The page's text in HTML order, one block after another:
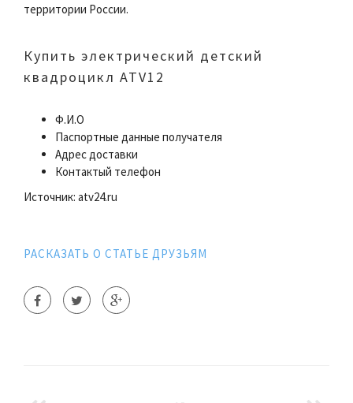
территории России.
Купить электрический детский
квадроцикл ATV12
Ф.И.О
Паспортные данные получателя
Адрес доставки
Контактый телефон
Источник: atv24.ru
РАСКАЗАТЬ О СТАТЬЕ ДРУЗЬЯМ